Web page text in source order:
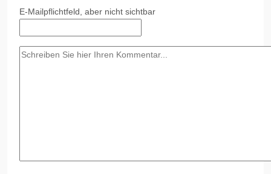
E-Mailpflichtfeld, aber nicht sichtbar